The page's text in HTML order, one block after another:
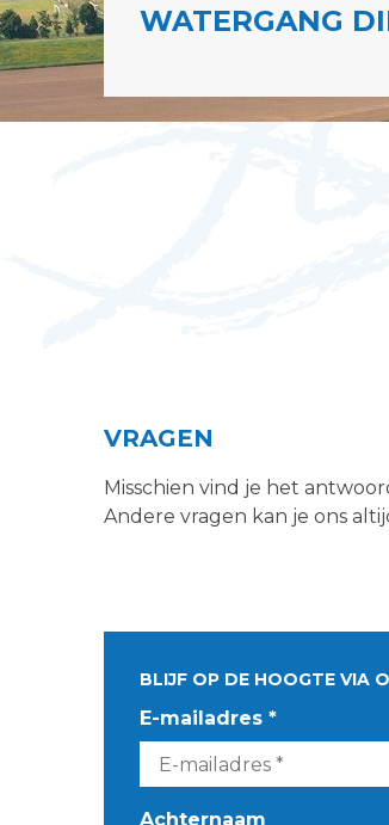
WATERGANG
VRAGEN
Misschien vind je het
Andere vragen kan je ons
BLIJF OP DE HOOGTE VIA
E-mailadres *
Achternaam